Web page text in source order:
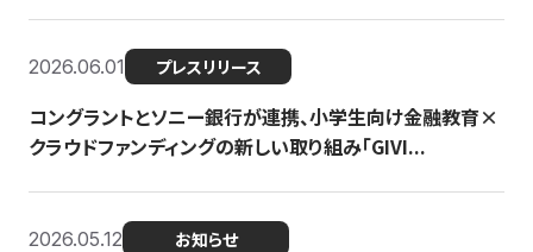
2026.06.01 プレスリリース
コングラントとソニー銀行が連携、小学生向け金融教育×
クラウドファンディングの新しい取り組み「GIVI...
2026.05.12 お知らせ